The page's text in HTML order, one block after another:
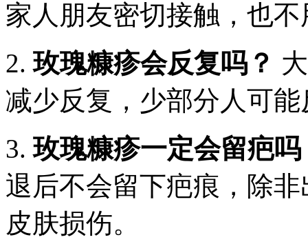
家人朋友密切接触，也
2.玫瑰糠疹会反复吗？
减少反复，少部分人可
3.玫瑰糠疹一定会留疤吗
退后不会留下疤痕，除
皮肤损伤。